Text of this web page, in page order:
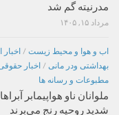
مدرنیته گم شد
مرداد ۱۵, ۱۴۰۵
اب و هوا و محیط زیست /
بهداشتی ودر مانی / اخبار
مطبوعات و رسانه ها
ملوانان ناو هواپیمابر
شدید روحیه رنج می‌برند